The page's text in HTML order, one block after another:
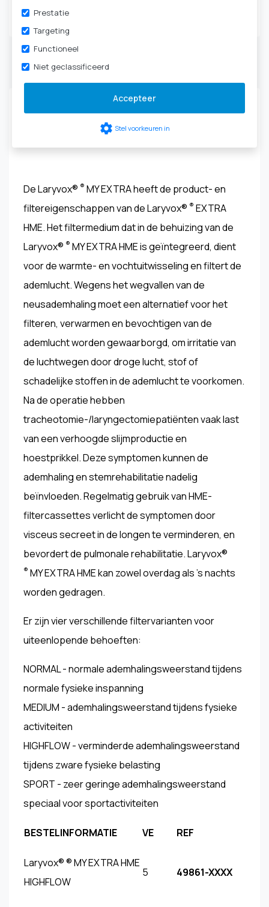
Productbeschrijving
Laryvox® ® MY EXTRA HME HIGHFLOW - 49861-
De Laryvox® ® MY EXTRA heeft de product- en
filtereigenschappen van de Laryvox® ® EXTRA
HME. Het filtermedium dat in de behuizing van de
Laryvox® ® MY EXTRA HME is geïntegreerd, dient
voor de warmte- en vochtuitwisseling en filtert de
ademlucht. Wegens het wegvallen van de
neusademhaling moet een alternatief voor het
filteren, verwarmen en bevochtigen van de
ademlucht worden gewaarborgd, om irritatie van
de luchtwegen door droge lucht, stof of
schadelijke stoffen in de ademlucht te voorkomen.
Na de operatie hebben
tracheotomie-/laryngectomiepatiënten vaak last
van een verhoogde slijmproductie en
hoestprikkel. Deze symptomen kunnen de
ademhaling en stemrehabilitatie nadelig
beïnvloeden. Regelmatig gebruik van HME-
filtercassettes verlicht de symptomen door
visceus secreet in de longen te verminderen, en
bevordert de pulmonale rehabilitatie. Laryvox®
® MY EXTRA HME kan zowel overdag als 's nachts
worden gedragen.
Er zijn vier verschillende filtervarianten voor
uiteenlopende behoeften:
NORMAL - normale ademhalingsweerstand tijdens
normale fysieke inspanning
MEDIUM - ademhalingsweerstand tijdens fysieke
activiteiten
HIGHFLOW - verminderde ademhalingsweerstand
tijdens zware fysieke belasting
SPORT - zeer geringe ademhalingsweerstand
speciaal voor sportactiviteiten
BESTELINFORMATIE VE REF
Laryvox® ® MY EXTRA HME
HIGHFLOW
5 49861-XXXX
Prestatie
Targeting
Functioneel
Niet geclassificeerd
Accepteer
settings Stel voorkeuren in